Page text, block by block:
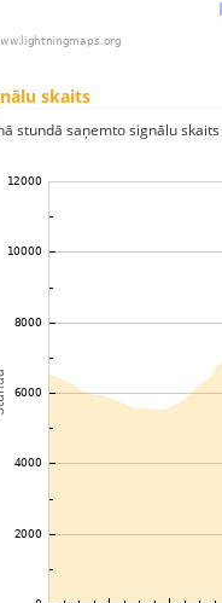
skaits
stundā saņemto signālu